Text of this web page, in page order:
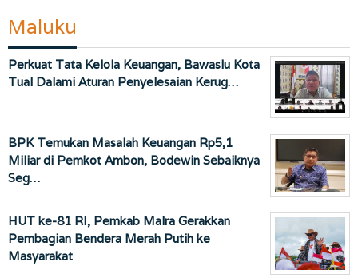
Maluku
Perkuat Tata Kelola Keuangan, Bawaslu Kota
Tual Dalami Aturan Penyelesaian Kerug…
BPK Temukan Masalah Keuangan Rp5,1
Miliar di Pemkot Ambon, Bodewin Sebaiknya
Seg…
HUT ke-81 RI, Pemkab Malra Gerakkan
Pembagian Bendera Merah Putih ke
Masyarakat